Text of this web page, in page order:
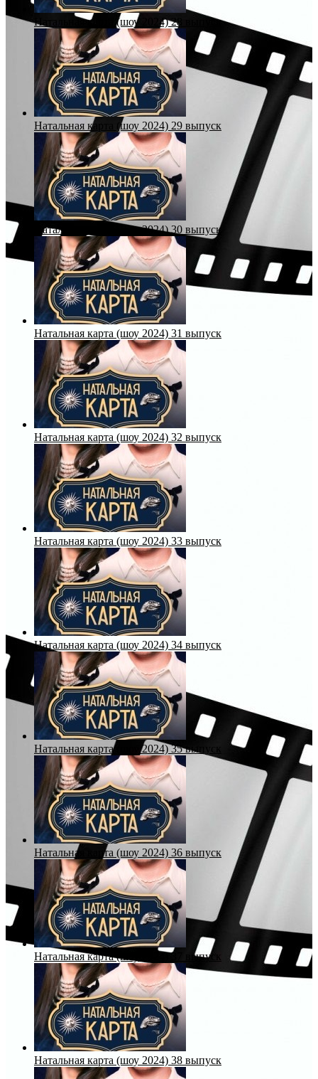
Натальная карта (шоу 2024) 28 выпуск
Натальная карта (шоу 2024) 29 выпуск
Натальная карта (шоу 2024) 30 выпуск
Натальная карта (шоу 2024) 31 выпуск
Натальная карта (шоу 2024) 32 выпуск
Натальная карта (шоу 2024) 33 выпуск
Натальная карта (шоу 2024) 34 выпуск
Натальная карта (шоу 2024) 35 выпуск
Натальная карта (шоу 2024) 36 выпуск
Натальная карта (шоу 2024) 37 выпуск
Натальная карта (шоу 2024) 38 выпуск